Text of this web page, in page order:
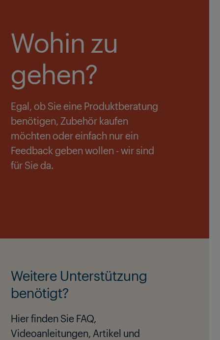
Wohin zu
gehen?
Egal, ob Sie eine Produktberatung
benötigen, Zubehör kaufen
möchten oder einfach nur ein
Feedback geben wollen - wir sind
für Sie da.
Weitere Unterstützung
benötigt?
Hier finden Sie FAQ,
Videoanleitungen, Artikel und